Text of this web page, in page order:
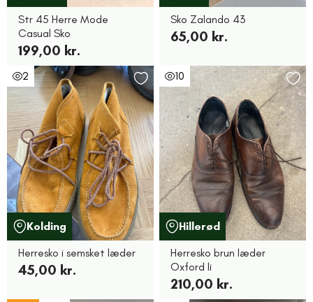
Str 45 Herre Mode
Casual Sko
199,00 kr.
Sko Zalando 43
65,00 kr.
2
Kolding
Herresko i semsket læder
45,00 kr.
10
Hillerød
Herresko brun læder
Oxford li
210,00 kr.